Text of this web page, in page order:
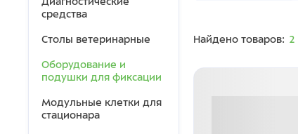
средства
Столы ветеринарные
Оборудование и
подушки для фиксации
Модульные клетки для
стационара
Найдено товаров: 2